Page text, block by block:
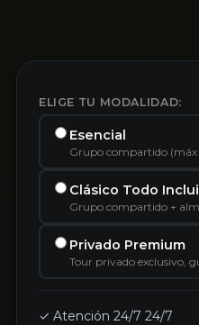
ELIGE TU MODALIDAD:
Esencial
Grupo compartido (máx
Clásico Todo
Grupo compartido +
Privado Premium
Tour privado exclusivo,
✓ Atención 24/7 24/7